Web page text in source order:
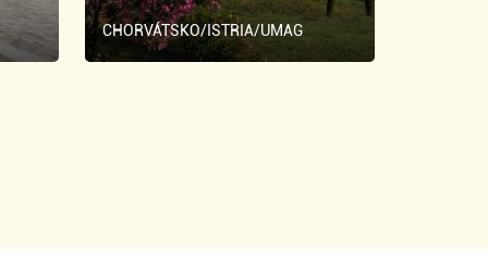
CHORVÁTSKO/ISTRIA/UMAG